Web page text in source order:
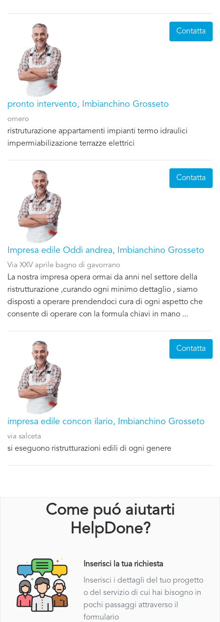
pronto intervento, Imbianchino Grosseto
omero
ristruturazione appartamenti impianti termo idraulici
impermiabilizazione terrazze elettrici
Contatta
Impresa edile Oddi andrea, Imbianchino Grosseto
Via XXV aprile bagno di gavorrano
La nostra impresa opera ormai da anni nel settore della
ristrutturazione ,curando ogni minimo dettaglio , siamo
disposti a operare prendendoci cura di ogni aspetto che
consente di operare con la formula chiavi in mano ...
Contatta
impresa edile concon ilario, Imbianchino Grosseto
via salceta
si eseguono ristrutturazioni edili di ogni genere
Contatta
Come puó aiutarti
HelpDone?
Inserisci la tua richiesta
Inserisci i dettagli del tuo progetto
o del servizio di cui hai bisogno in
pochi passaggi attraverso il
formulario